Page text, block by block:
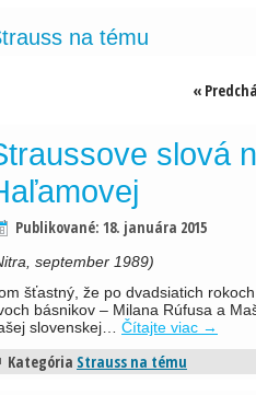
na tému
«
slová
Publikované: 18. januára 2015
september 1989)
šťastný, že po dvadsiatich
básnikov – Milana Rúfusa a
slovenskej… Čítajte viac →
Kategória Strauss na tému